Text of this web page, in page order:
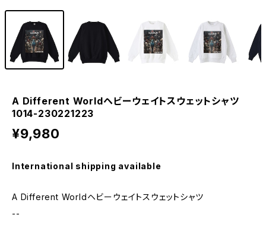
A Different Worldヘビーウェイトスウェットシャツ
1014-230221223
¥9,980
International shipping available
A Different Worldヘビーウェイトスウェットシャツ
--